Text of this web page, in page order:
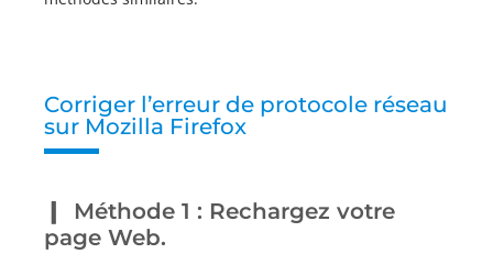
Corriger l’erreur de protocole réseau
sur Mozilla Firefox
Méthode 1 : Rechargez votre
page Web.